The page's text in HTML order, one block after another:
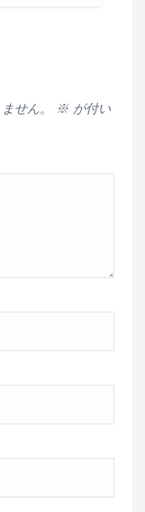
せん。 ※が付い